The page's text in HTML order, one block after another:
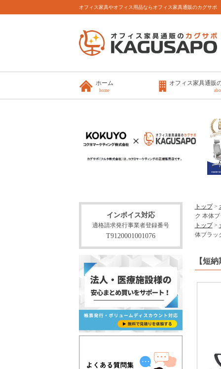
オフィス家具やオフィス用品ならオフィス家具通販のカグサポ
ホーム
home
オフィス家具通販
トップ>
ク 本体
トップ>
体ブラッ
【短
インボイス対応
適格請求発行事業者登録番号
T9120001001076